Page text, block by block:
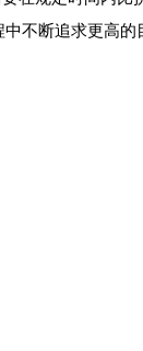
不断追求更高的